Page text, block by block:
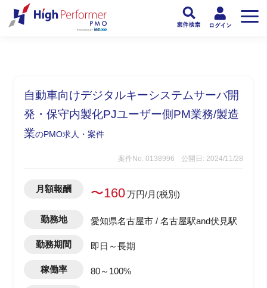
自動車向けデジタルキーシステムサーバ開
発・保守内製化PJユーザー側PM業務/製造
業のPMO求人・案件
案件No. 0138996 公開日: 2024/11/28
月額報酬 〜160万円/月(税別)
勤務地 愛知県名古屋市 / 名古屋駅and伏見駅
勤務期間 即日～長期
稼働率 80～100%